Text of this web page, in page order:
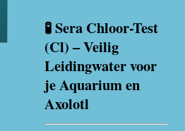
🧪 Sera Chloor-Test
(Cl) – Veilig
Leidingwater voor
je Aquarium en
Axolotl